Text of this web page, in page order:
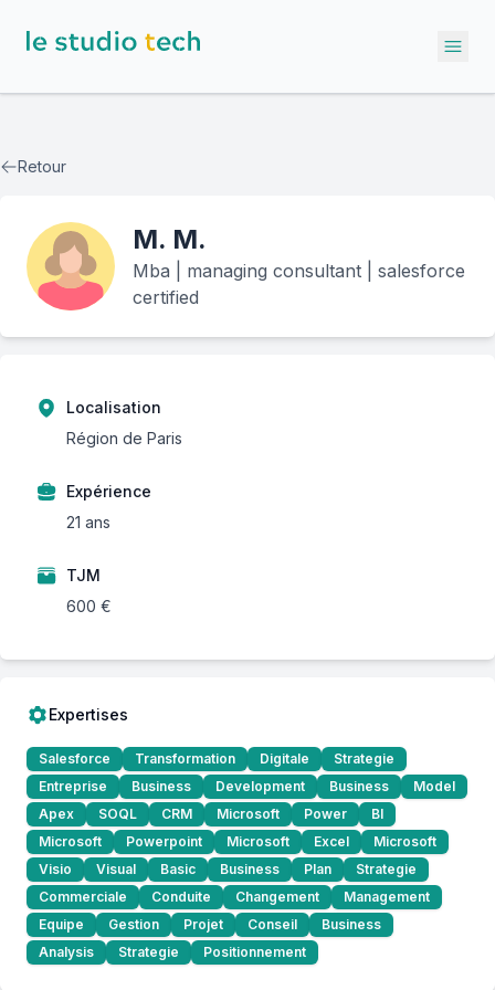
Retour
M. M.
Mba | managing consultant | salesforce
certified
Localisation
Région de Paris
Expérience
21 ans
TJM
600 €
Expertises
Salesforce Transformation Digitale
Strategie
Entreprise
Business Development Business
Model
Apex
SOQL CRM Microsoft Power
BI
Microsoft
Powerpoint Microsoft Excel
Microsoft
Visio
Visual Basic Business Plan
Strategie
Commerciale
Conduite Changement
Management
Equipe
Gestion Projet Conseil
Business
Analysis
Strategie Positionnement